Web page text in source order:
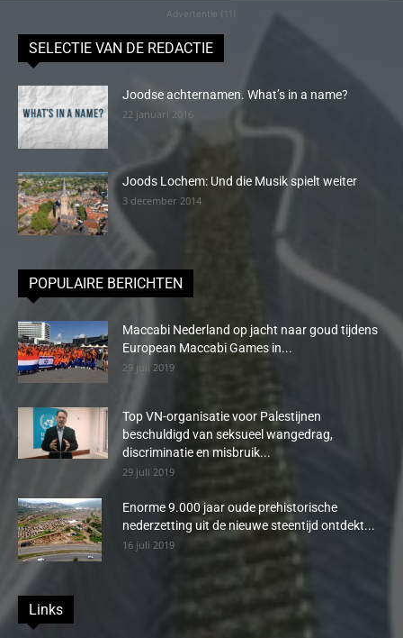
Advertentie (11)
SELECTIE VAN DE REDACTIE
Joodse achternamen. What’s in a name?
22 januari 2016
Joods Lochem: Und die Musik spielt weiter
3 december 2014
POPULAIRE BERICHTEN
Maccabi Nederland op jacht naar goud tijdens
European Maccabi Games in...
29 juli 2019
Top VN-organisatie voor Palestijnen
beschuldigd van seksueel wangedrag,
discriminatie en misbruik...
29 juli 2019
Enorme 9.000 jaar oude prehistorische
nederzetting uit de nieuwe steentijd ontdekt...
16 juli 2019
Links